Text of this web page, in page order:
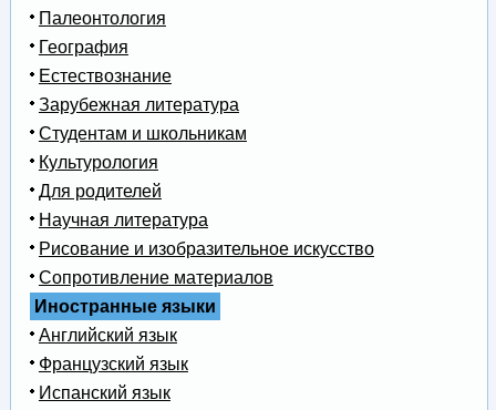
Палеонтология
География
Естествознание
Зарубежная литература
Студентам и школьникам
Культурология
Для родителей
Научная литература
Рисование и изобразительное искусство
Сопротивление материалов
Иностранные языки
Английский язык
Французский язык
Испанский язык